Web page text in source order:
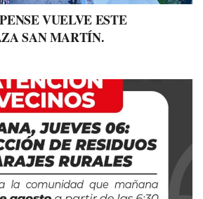
VUELVE ESTE
SAN MARTÍN.